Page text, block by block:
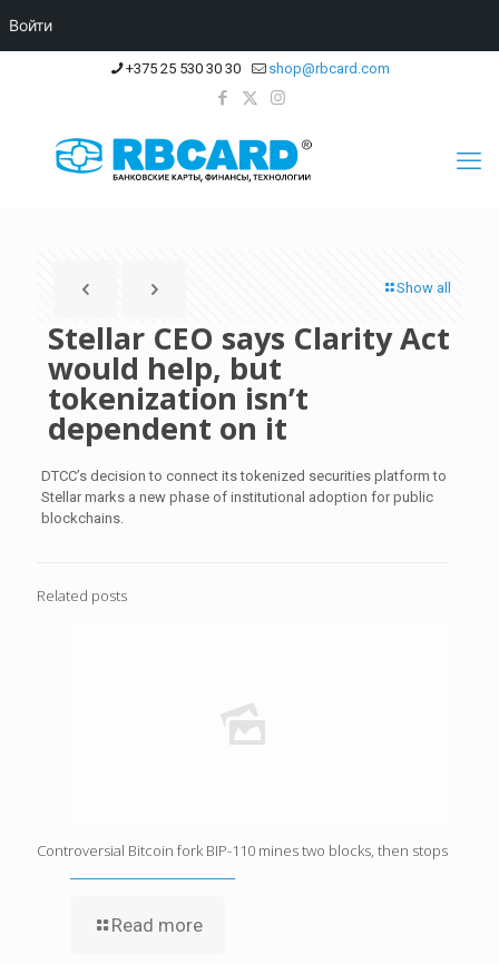
+375 25 530 30 30 shop@rbcard.com
Show all
Stellar CEO says Clarity Act
would help, but
tokenization isn’t
dependent on it
DTCC’s decision to connect its tokenized securities platform to
Stellar marks a new phase of institutional adoption for public
blockchains.
Related posts
Controversial Bitcoin fork BIP-110 mines two blocks, then stops
Read more
Войти